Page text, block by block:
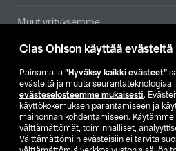
Clas Ohlson käyttää evästeitä
Painamalla ”Hyväksy kaikki evästeet”
evästeitä ja muuta seurantateknologiaa
evästeselosteemme mukaisesti.
käyttökokemuksen parantamiseen ja
mainonnan kohdentamiseen.
välttämättömät, toiminnalliset,
Välttämättömiin evästeisiin ei tarvita
Muut yrityksemme
Etsi
SE NO
FI SV